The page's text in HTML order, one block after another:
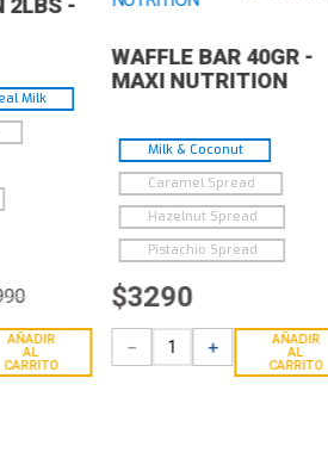
Milk
AÑADIR
AL
CARRITO
WAFFLE BAR 40GR -
MAXI NUTRITION
Milk & Coconut
Caramel Spread
Hazelnut Spread
Pistachio Spread
$3290
＋
－
AÑADIR
AL
CARRITO